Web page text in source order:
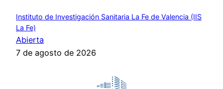
Instituto de Investigación Sanitaria La Fe de Valencia (IIS
La Fe)
Abierta
7 de agosto de 2026